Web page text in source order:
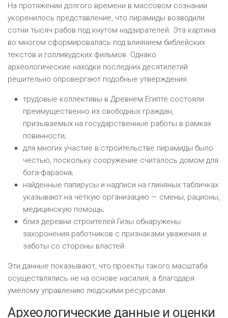
На протяжении долгого времени в массовом сознании
укоренилось представление, что пирамиды возводили
сотни тысяч рабов под кнутом надзирателей. Эта картина
во многом сформировалась под влиянием библейских
текстов и голливудских фильмов. Однако
археологические находки последних десятилетий
решительно опровергают подобные утверждения.
трудовые коллективы в Древнем Египте состояли
преимущественно из свободных граждан,
призываемых на государственные работы в рамках
повинности;
для многих участие в строительстве пирамиды было
честью, поскольку сооружение считалось домом для
бога-фараона;
найденные папирусы и надписи на глиняных табличках
указывают на чёткую организацию — смены, рационы,
медицинскую помощь;
близ деревни строителей Гизы обнаружены
захоронения работников с признаками уважения и
заботы со стороны властей.
Эти данные показывают, что проекты такого масштаба
осуществлялись не на основе насилия, а благодаря
умелому управлению людскими ресурсами.
Археологические данные и оценки